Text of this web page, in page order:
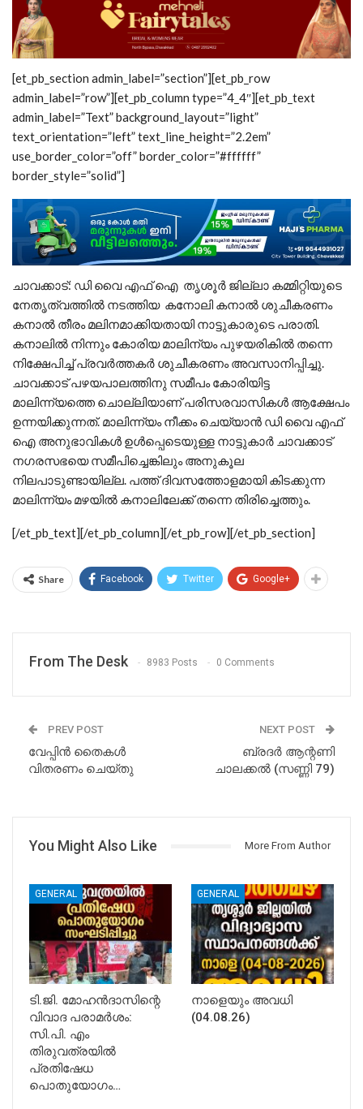
[et_pb_section admin_label=”section”][et_pb_row
admin_label=”row”][et_pb_column type=”4_4″][et_pb_text
admin_label=”Text” background_layout=”light”
text_orientation=”left” text_line_height=”2.2em”
use_border_color=”off” border_color=”#ffffff”
border_style=”solid”]
ചാവക്കാട്: ഡി വൈ എഫ് ഐ തൃശൂർ ജില്ലാ കമ്മിറ്റിയുടെ
നേതൃത്വത്തില്‍ നടത്തിയ കനോലി കനാൽ ശുചീകരണം
കനാല്‍ തീരം മലിനമാക്കിയതായി നാട്ടുകാരുടെ പരാതി.
കനാലില്‍ നിന്നും കോരിയ മാലിന്യം പുഴയരികില്‍ തന്നെ
നിക്ഷേപിച്ച് പ്രവര്‍ത്തകര്‍ ശുചീകരണം അവസാനിപ്പിച്ചു.
ചാവക്കാട് പഴയപാലത്തിനു സമീപം കോരിയിട്ട
മാലിന്ന്യത്തെ ചൊല്ലിയാണ് പരിസരവാസികള്‍ ആക്ഷേപം
ഉന്നയിക്കുന്നത്. മാലിന്ന്യം നീക്കം ചെയ്യാന്‍ ഡി വൈ എഫ്
ഐ അനുഭാവികള്‍ ഉള്‍പ്പെടെയുള്ള നാട്ടുകാര്‍ ചാവക്കാട്
നഗരസഭയെ സമീപിച്ചെങ്കിലും അനുകൂല
നിലപാടുണ്ടായില്ല. പത്ത് ദിവസത്തോളമായി കിടക്കുന്ന
മാലിന്ന്യം മഴയില്‍ കനാലിലേക്ക് തന്നെ തിരിച്ചെത്തും.
[/et_pb_text][/et_pb_column][/et_pb_row][/et_pb_section]
Share Facebook Twitter Google+
From The Desk 8983 Posts 0 Comments
PREV POST
വേപ്പിന്‍ തൈകള്‍
വിതരണം ചെയ്തു
NEXT POST
ബ്രദര്‍ ആന്റണി
ചാലക്കല്‍ (സണ്ണി 79)
You Might Also Like More From Author
GENERAL
ടി.ജി. മോഹൻദാസിന്റെ
വിവാദ പരാമർശം:
സി.പി. എം
തിരുവത്രയിൽ
പ്രതിഷേധ
പൊതുയോഗം…
GENERAL
നാളെയും അവധി
(04.08.26)